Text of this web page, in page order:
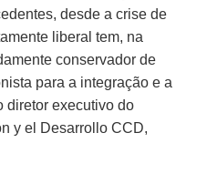
desde a crise de
liberal tem, na
conservador de
para a integração e a
diretor executivo do
y el Desarrollo CCD,